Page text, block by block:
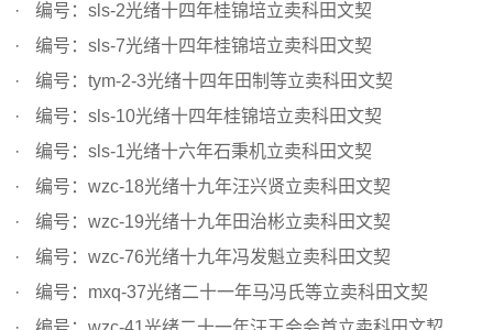
编号：sls-2光绪十四年桂锦培立卖科田文契
编号：sls-7光绪十四年桂锦培立卖科田文契
编号：tym-2-3光绪十四年田制等立卖科田文契
编号：sls-10光绪十四年桂锦培立卖科田文契
编号：sls-1光绪十六年石秉机立卖科田文契
编号：wzc-18光绪十九年汪兴贤立卖科田文契
编号：wzc-19光绪十九年田治彬立卖科田文契
编号：wzc-76光绪十九年冯发魁立卖科田文契
编号：mxq-37光绪二十一年马冯氏等立卖科田文契